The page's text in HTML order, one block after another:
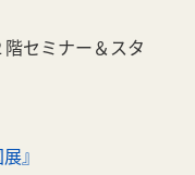
セミナー＆スタ
』